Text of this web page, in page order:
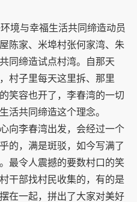
境与幸福生活共同缔造动员
陈家、米埠村张何家湾、朱
同缔造试点村湾。自那天
村子里每天这里拆、那里
笑容也开了，李春湾的一切
活共同缔造这个理念。
向李春湾出发，会经过一个
的，满是斑驳，如今写满了
最令人震撼的要数村口的笑
干部找村民收集的，有的是
在一起，拼出了大家对美好